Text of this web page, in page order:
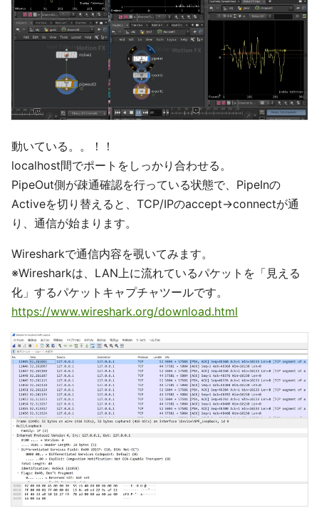
動いている。。！！
localhost間でポートをしっかり合わせる。
PipeOut側が疎通確認を行っている状態で、PipeInの
Activeを切り替えると、TCP/IPのaccept→connectが通
り、通信が始まります。
Wiresharkで通信内容を覗いてみます。
※Wiresharkは、LAN上に流れているパケットを「見える
化」するパケットキャプチャツールです。
https://www.wireshark.org/download.html